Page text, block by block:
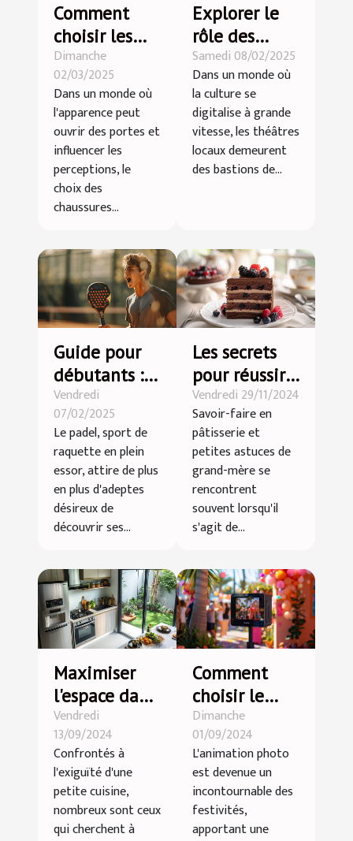
Comment
choisir les
meilleures
chaussures
rehaussantes
pour hommes
Dimanche
02/03/2025
Dans un monde où
l'apparence peut
ouvrir des portes et
influencer les
perceptions, le
choix des
chaussures...
Explorer le
rôle des
théâtres
locaux dans
la promotion
de la culture
artistique
Samedi 08/02/2025
Dans un monde où
la culture se
digitalise à grande
vitesse, les théâtres
locaux demeurent
des bastions de...
Guide pour
débutants :
Premiers pas
dans le
monde du
padel
Vendredi
07/02/2025
Le padel, sport de
raquette en plein
essor, attire de plus
en plus d'adeptes
désireux de
découvrir ses...
Les secrets
pour réussir
vos desserts
lors de
grandes
occasions
Vendredi 29/11/2024
Savoir-faire en
pâtisserie et
petites astuces de
grand-mère se
rencontrent
souvent lorsqu'il
s'agit de...
Maximiser
l'espace dans
une petite
cuisine :
astuces et
conseils
Vendredi
13/09/2024
Confrontés à
l'exiguïté d'une
petite cuisine,
nombreux sont ceux
qui cherchent à
Comment
choisir le
photobooth
idéal pour
votre
prochain
événement
Dimanche
01/09/2024
L'animation photo
est devenue un
incontournable des
festivités,
apportant une